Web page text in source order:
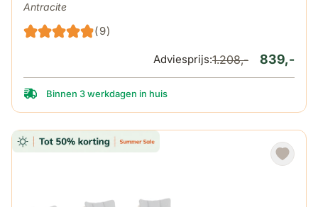
Antracite
(9)
839,-
Adviesprijs:1.208,-
Binnen 3 werkdagen in huis